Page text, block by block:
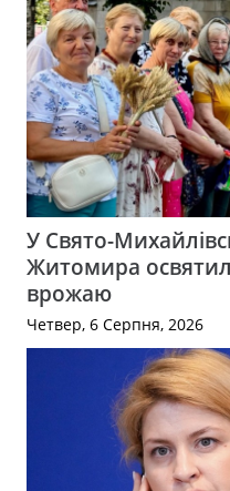
У Свято-
Житомира
врожаю
Четвер, 6 Серпня, 2026